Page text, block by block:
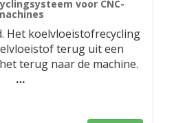
voor CNC-
Het koelvloeistofrecycling
terug uit een
terug naar de machine.
…